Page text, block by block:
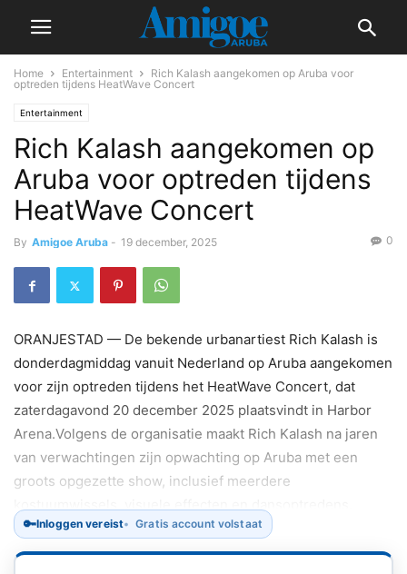
Home Entertainment
Rich Kalash aangekomen op Aruba voor
optreden tijdens HeatWave Concert
Entertainment
Rich Kalash aangekomen op
Aruba voor optreden tijdens
HeatWave Concert
By Amigoe Aruba - 19 december, 2025 0
ORANJESTAD — De bekende urbanartiest Rich Kalash is
donderdagmiddag vanuit Nederland op Aruba aangekomen
voor zijn optreden tijdens het HeatWave Concert, dat
zaterdagavond 20 december 2025 plaatsvindt in Harbor
Arena.Volgens de organisatie maakt Rich Kalash na jaren
van verwachtingen zijn opwachting op Aruba met een
groots opgezette show, inclusief meerdere
🔑Inloggen vereist Gratis account volstaat